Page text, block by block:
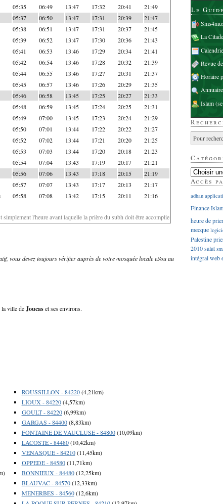
05:35 06:49 13:47 17:32 20:41 21:49
05:37 06:50 13:47 17:31 20:39 21:47
05:38 06:51 13:47 17:31 20:37 21:45
05:39 06:52 13:47 17:30 20:36 21:43
05:41 06:53 13:46 17:29 20:34 21:41
05:42 06:54 13:46 17:28 20:32 21:39
05:44 06:55 13:46 17:27 20:31 21:37
05:45 06:57 13:46 17:26 20:29 21:35
05:46 06:58 13:45 17:25 20:27 21:33
05:48 06:59 13:45 17:24 20:25 21:31
05:49 07:00 13:45 17:23 20:24 21:29
05:50 07:01 13:44 17:22 20:22 21:27
05:52 07:02 13:44 17:21 20:20 21:25
05:53 07:03 13:44 17:20 20:18 21:23
05:54 07:04 13:43 17:19 20:17 21:21
05:56 07:06 13:43 17:18 20:15 21:19
05:57 07:07 13:43 17:17 20:13 21:17
05:58 07:08 13:42 17:15 20:11 21:16
l'heure avant laquelle la prière du subh doit être accomplie
vous devez toujours vérifier auprès de votre mosquée locale et/ou au
la ville deJoucaset ses environs.
ROUSSILLON - 84220(4,21km)
LIOUX - 84220(4,57km)
GOULT - 84220(6,99km)
GARGAS - 84400(8,83km)
FONTAINE DE VAUCLUSE - 84800(10,09km)
LACOSTE - 84480(10,42km)
VENASQUE - 84210(11,45km)
OPPEDE - 84580(11,71km)
BONNIEUX - 84480(12,25km)
BLAUVAC - 84570(12,33km)
MENERBES - 84560(12,6km)
Le
La
Revue
Horaire
Islam
Accès
adhan
Finance
heure de
mecque
Palestine
2010salat
intégralweb